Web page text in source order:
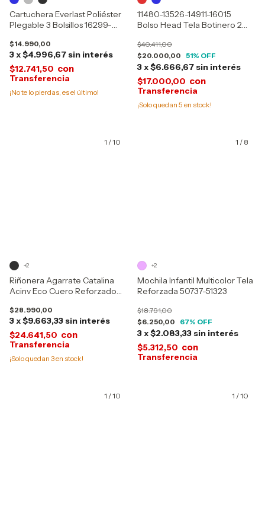
Cartuchera Everlast Poliéster
Plegable 3 Bolsillos 16299-
$14.990,00
3x$4.996,67 sin interés
$12.741,50 con
¡No te lo pierdas, es el último!
11480-13526-14911-16015
Bolso Head Tela Botinero 2
$20.000,00
$40.411,00
51% OFF
3x$6.666,67 sin interés
$17.000,00 con
¡Solo quedan 5 en stock!
1 /10
Riñonera Agarrate Catalina
Acinv Eco Cuero Reforzado
$28.990,00
3x$9.663,33 sin interés
$24.641,50 con
¡Solo quedan 3en stock!
+2
1 / 8
Mochila Infantil Multicolor Tela
Reforzada 50737-51323
$6.250,00
$18.791,00
67% OFF
3x$2.083,33 sin interés
$5.312,50 con
+2
1 /10 1 /10